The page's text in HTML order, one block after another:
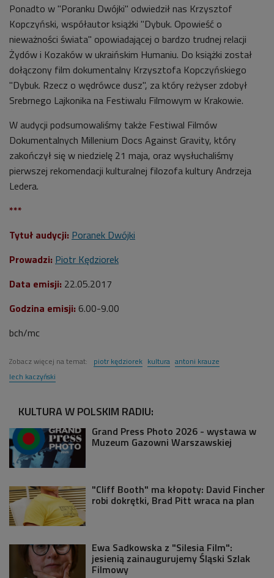
Ponadto w "Poranku Dwójki" odwiedził nas Krzysztof
Kopczyński, współautor książki "Dybuk. Opowieść o
nieważności świata" opowiadającej o bardzo trudnej relacji
Żydów i Kozaków w ukraińskim Humaniu. Do książki został
dołączony film dokumentalny Krzysztofa Kopczyńskiego
"Dybuk. Rzecz o wędrówce dusz", za który reżyser zdobył
Srebrnego Lajkonika na Festiwalu Filmowym w Krakowie.
W audycji podsumowaliśmy także Festiwal Filmów
Dokumentalnych Millenium Docs Against Gravity, który
zakończył się w niedzielę 21 maja, oraz wysłuchaliśmy
pierwszej rekomendacji kulturalnej filozofa kultury Andrzeja
Ledera.
***
Tytuł audycji: Poranek Dwójki
Prowadzi: Piotr Kędziorek
Data emisji: 22.05.2017
Godzina emisji: 6.00-9.00
bch/mc
Zobacz więcej na temat: piotr kędziorek kultura antoni krauze
lech kaczyński
KULTURA W POLSKIM RADIU:
Grand Press Photo 2026 - wystawa w
Muzeum Gazowni Warszawskiej
"Cliff Booth" ma kłopoty: David Fincher
robi dokrętki, Brad Pitt wraca na plan
Ewa Sadkowska z "Silesia Film":
jesienią zainaugurujemy Śląski Szlak
Filmowy